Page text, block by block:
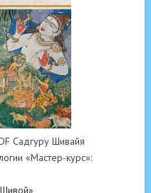
Садгуру Шивайя
«Мастер-курс»: